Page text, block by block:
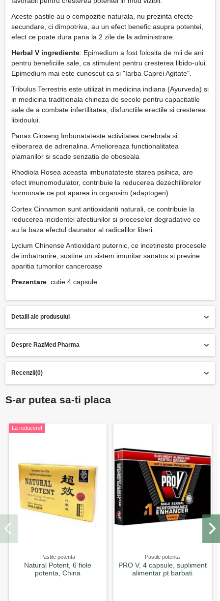
Aceste pastile au o compozitie naturala, nu prezinta efecte
secundare, ci dimpotriva, au un efect benefic asupra potentei,
efect ce poate dura pana la 2 zile de la administrare.
Herbal V ingrediente: Epimedium a fost folosita de mii de ani
pentru beneficiile sale, ca stimulent pentru cresterea libido-ului.
Epimedium mai este cunoscut ca si "Iarba Caprei Agitate".
Tribulus Terrestris este utilizat in medicina indiana (Ayurveda) si
in medicina traditionala chineza de secole pentru capacitatile
sale de a combate infertilitatea, disfunctiile erectile si cresterea
libidoului.
Panax Ginseng Imbunatateste activitatea cerebrala si
eliberarea de adrenalina. Amelioreaza functionalitatea
plamanilor si scade senzatia de oboseala
Rhodiola Rosea aceasta imbunatateste starea psihica, are
efect imunomodulator, contribuie la reducerea dezechilibrelor
hormonale ce pot aparea in organsim (adaptogen)
Cortex Cinnamon sunt antioxidanti naturali, ce contribuie la
reducerea incidentei afectiunilor si proceselor degradative ce
au la baza efectul daunator al radicalilor liberi.
Lycium Chinense Antioxidant puternic, ce incetineste procesele
de imbatranire, sustine un sistem imunitar sanatos si previne
aparitia tumorilor canceroase
Prezentare: cutie 4 capsule
Detalii ale produsului
Despre RazMed Pharma
Recenzii(0)
S-ar putea sa-ti placa
La reducere!
Pastile potenta
Natural Potent, 6 fiole
potenta, China
Pastile potenta
PRO V, 4 capsule, supliment
alimentar pt barbati